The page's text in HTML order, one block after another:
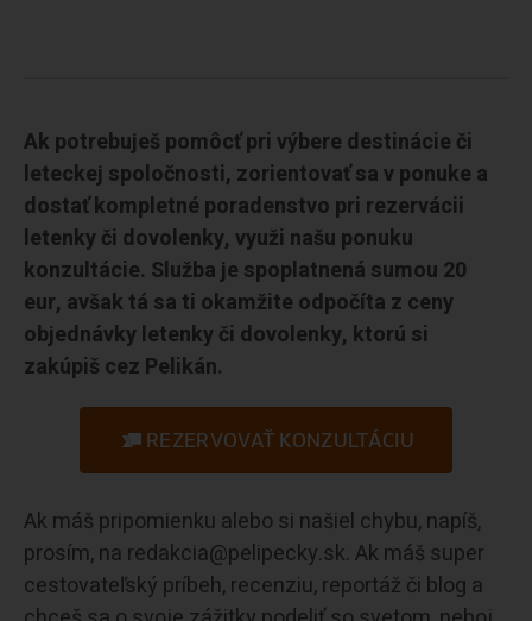
Ak potrebuješ pomôcť pri výbere destinácie či
leteckej spoločnosti, zorientovať sa v ponuke a
dostať kompletné poradenstvo pri rezervácii
letenky či dovolenky, využi našu ponuku
konzultácie. Služba je spoplatnená sumou 20
eur, avšak tá sa ti okamžite odpočíta z ceny
objednávky letenky či dovolenky, ktorú si
zakúpiš cez Pelikán.
REZERVOVAŤ KONZULTÁCIU
Ak máš pripomienku alebo si našiel chybu, napíš,
prosím, na redakcia@pelipecky.sk. Ak máš super
cestovateľský príbeh, recenziu, reportáž či blog a